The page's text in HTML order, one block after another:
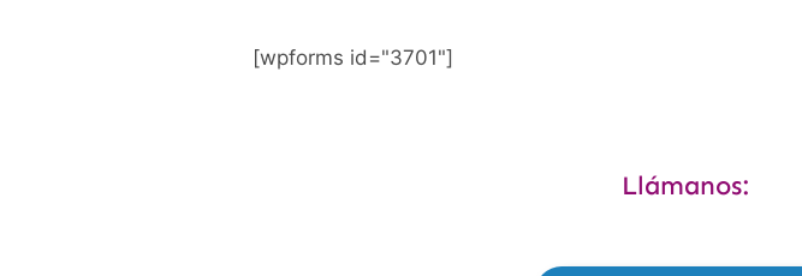
[wpforms id="3701"]
Llámanos: